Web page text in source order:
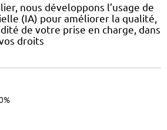
nous développons l’usage de
(IA) pour améliorer la qualité,
de votre prise en charge, dans
droits